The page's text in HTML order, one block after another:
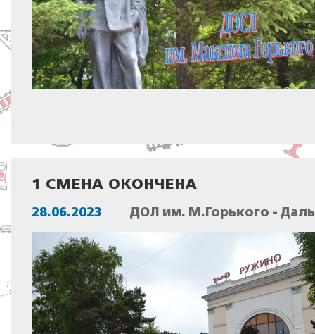
1 СМЕНА ОКОНЧЕНА
28.06.2023 ДОЛ им. М.Горького -